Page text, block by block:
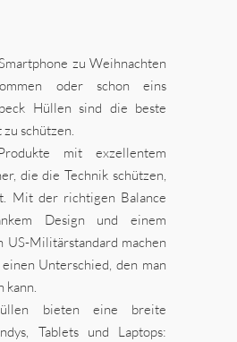
zu Weihnachten
oder schon eins
Hüllen sind die beste
schützen.
mit exzellentem
die die Technik schützen,
Mit der richtigen Balance
Design und einem
US-Militärstandard machen
Unterschied, den man
kann.
bieten eine breite
Tablets und Laptops: